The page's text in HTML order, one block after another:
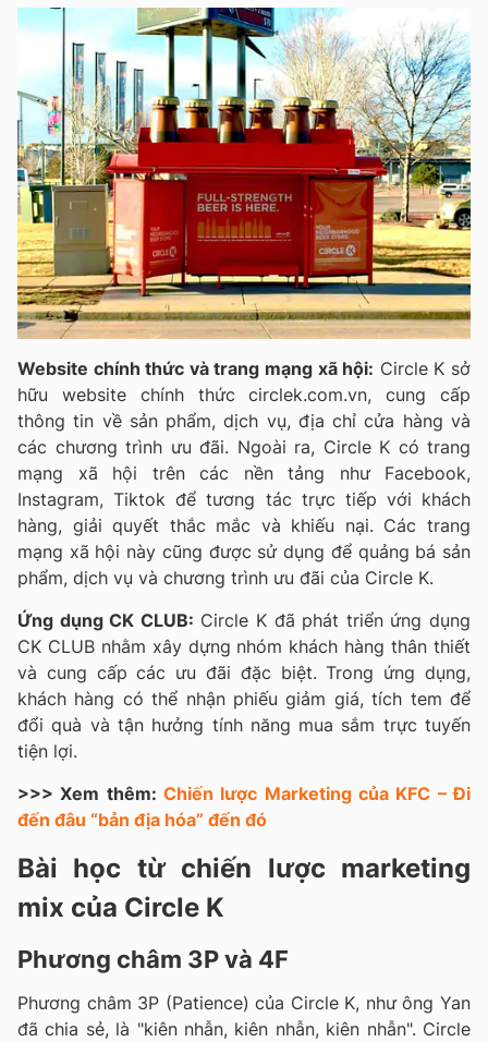
Website chính thức và trang mạng xã hội: Circle K sở
hữu website chính thức circlek.com.vn, cung cấp
thông tin về sản phẩm, dịch vụ, địa chỉ cửa hàng và
các chương trình ưu đãi. Ngoài ra, Circle K có trang
mạng xã hội trên các nền tảng như Facebook,
Instagram, Tiktok để tương tác trực tiếp với khách
hàng, giải quyết thắc mắc và khiếu nại. Các trang
mạng xã hội này cũng được sử dụng để quảng bá sản
phẩm, dịch vụ và chương trình ưu đãi của Circle K.
Ứng dụng CK CLUB: Circle K đã phát triển ứng dụng
CK CLUB nhằm xây dựng nhóm khách hàng thân thiết
và cung cấp các ưu đãi đặc biệt. Trong ứng dụng,
khách hàng có thể nhận phiếu giảm giá, tích tem để
đổi quà và tận hưởng tính năng mua sắm trực tuyến
tiện lợi.
>>> Xem thêm: Chiến lược Marketing của KFC – Đi
đến đâu “bản địa hóa” đến đó
Bài học từ chiến lược marketing
mix của Circle K
Phương châm 3P và 4F
Phương châm 3P (Patience) của Circle K, như ông Yan
đã chia sẻ, là "kiên nhẫn, kiên nhẫn, kiên nhẫn". Circle